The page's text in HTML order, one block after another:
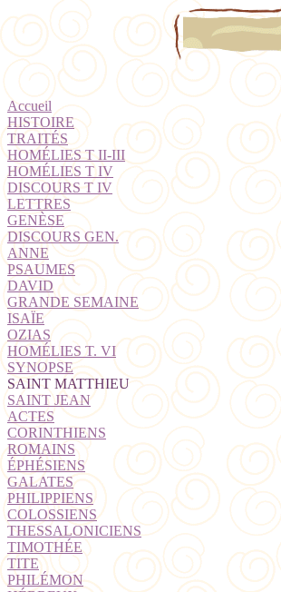
Accueil
HISTOIRE
TRAITÉS
HOMÉLIES T II-III
HOMÉLIES T IV
DISCOURS T IV
LETTRES
GENÈSE
DISCOURS GEN.
ANNE
PSAUMES
DAVID
GRANDE SEMAINE
ISAÏE
OZIAS
HOMÉLIES T. VI
SYNOPSE
SAINT MATTHIEU
SAINT JEAN
ACTES
CORINTHIENS
ROMAINS
ÉPHÉSIENS
GALATES
PHILIPPIENS
COLOSSIENS
THESSALONICIENS
TIMOTHÉE
TITE
PHILÉMON